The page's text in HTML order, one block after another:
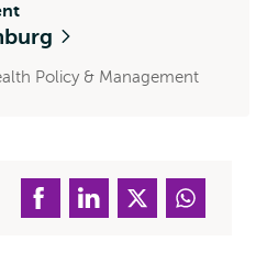
Policy & Management